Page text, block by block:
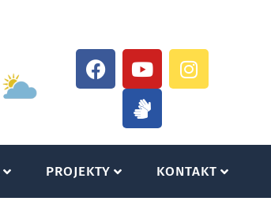
PROJEKTY KONTAKT